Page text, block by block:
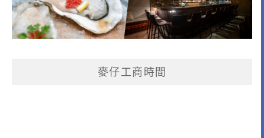
麥仔工商時間